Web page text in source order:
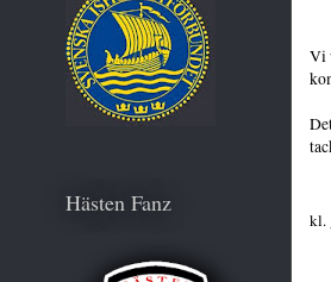
Vi
kl.
Hästen Fanz